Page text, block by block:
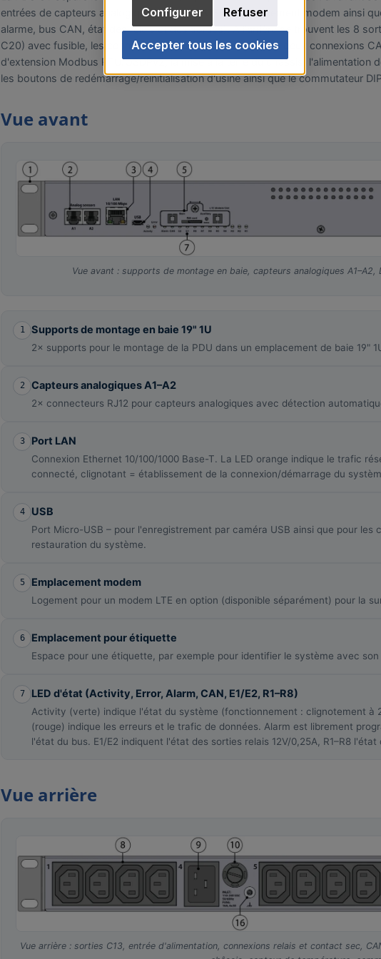
entrées de capteurs analogiques, le LAN, l'USB, l'emplacement modem ainsi
alarme, bus CAN, état des relais et des sorties). À l'arrière se trouvent les 8
C20) avec fusible, les connexions relais et contact sec, les deux connexions
d'extension Modbus RTU/OSDPv2, la mise à la terre du châssis, l'alimentation
les boutons de redémarrage/réinitialisation d'usine ainsi que le commutateur
Vue avant
Vue avant : supports de montage en baie, capteurs analogiques
1 Supports de montage en baie 19" 1U
2× supports pour le montage de la PDU dans un emplacement de baie 19"
2 Capteurs analogiques A1–A2
2× connecteurs RJ12 pour capteurs analogiques avec détection
3 Port LAN
Connexion Ethernet 10/100/1000 Base-T. La LED orange indique le trafic
connecté, clignotant = établissement de la connexion/démarrage du
4 USB
Port Micro-USB – pour l'enregistrement par caméra USB ainsi que pour les
restauration du système.
5 Emplacement modem
Logement pour un modem LTE en option (disponible séparément) pour la
6 Emplacement pour étiquette
Espace pour une étiquette, par exemple pour identifier le système avec son
7 LED d'état (Activity, Error, Alarm, CAN, E1/E2, R1–R8)
Activity (verte) indique l'état du système (fonctionnement : clignotement à
(rouge) indique les erreurs et le trafic de données. Alarm est librement
l'état du bus. E1/E2 indiquent l'état des sorties relais 12V/0,25A, R1–R8
Vue arrière
Vue arrière : sorties C13, entrée d'alimentation, connexions relais et contact sec,
Refuser
Configurer
Accepter tous les cookies